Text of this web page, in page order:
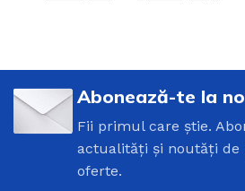
Abonează-te la
Fii primul care știe.
actualități și noutăți de
oferte.